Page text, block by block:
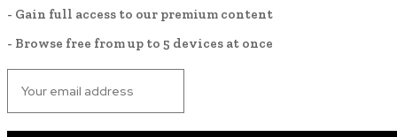
- Gain full access to our premium content
- Browse free from up to 5 devices at once